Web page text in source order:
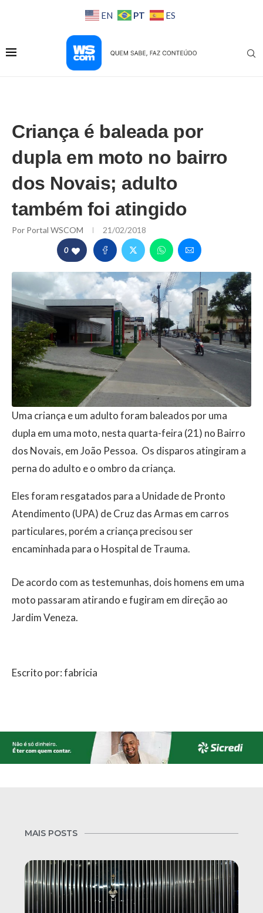
EN PT ES
Criança é baleada por
dupla em moto no bairro
dos Novais; adulto
também foi atingido
Por Portal WSCOM 21/02/2018
0
Uma criança e um adulto foram baleados por uma
dupla em uma moto, nesta quarta-feira (21) no Bairro
dos Novais, em João Pessoa. Os disparos atingiram a
perna do adulto e o ombro da criança.
Eles foram resgatados para a Unidade de Pronto
Atendimento (UPA) de Cruz das Armas em carros
particulares, porém a criança precisou ser
encaminhada para o Hospital de Trauma.
De acordo com as testemunhas, dois homens em uma
moto passaram atirando e fugiram em direção ao
Jardim Veneza.
Escrito por: fabricia
MAIS POSTS